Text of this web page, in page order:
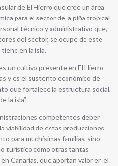
de El Hierro que cree un área
para el sector de la piña tropical
técnico y administrativo que,
del sector, se ocupe de este
en la isla.
un cultivo presente en El Hierro
y es el sustento económico de
que fortalece la estructura social,
la isla”.
competentes deber
viabilidad de estas producciones
para muchísimas familias, sino
turístico como otras tantas
Canarias, que aportan valor en el